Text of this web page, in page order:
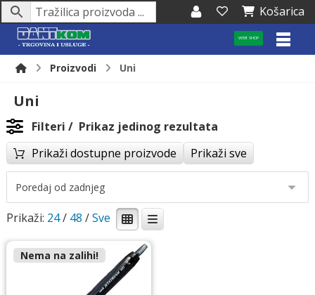
Košarica
WEB SHOP
Proizvodi Uni
Uni
Filteri
Prikaz jedinog rezultata
Prikaži dostupne proizvode
Prikaži sve
Prikaži: 24/ 48 /
Nema na zalihi!